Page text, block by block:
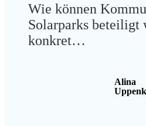
Wie können
Solarparks beteiligt
konkret…
Alina